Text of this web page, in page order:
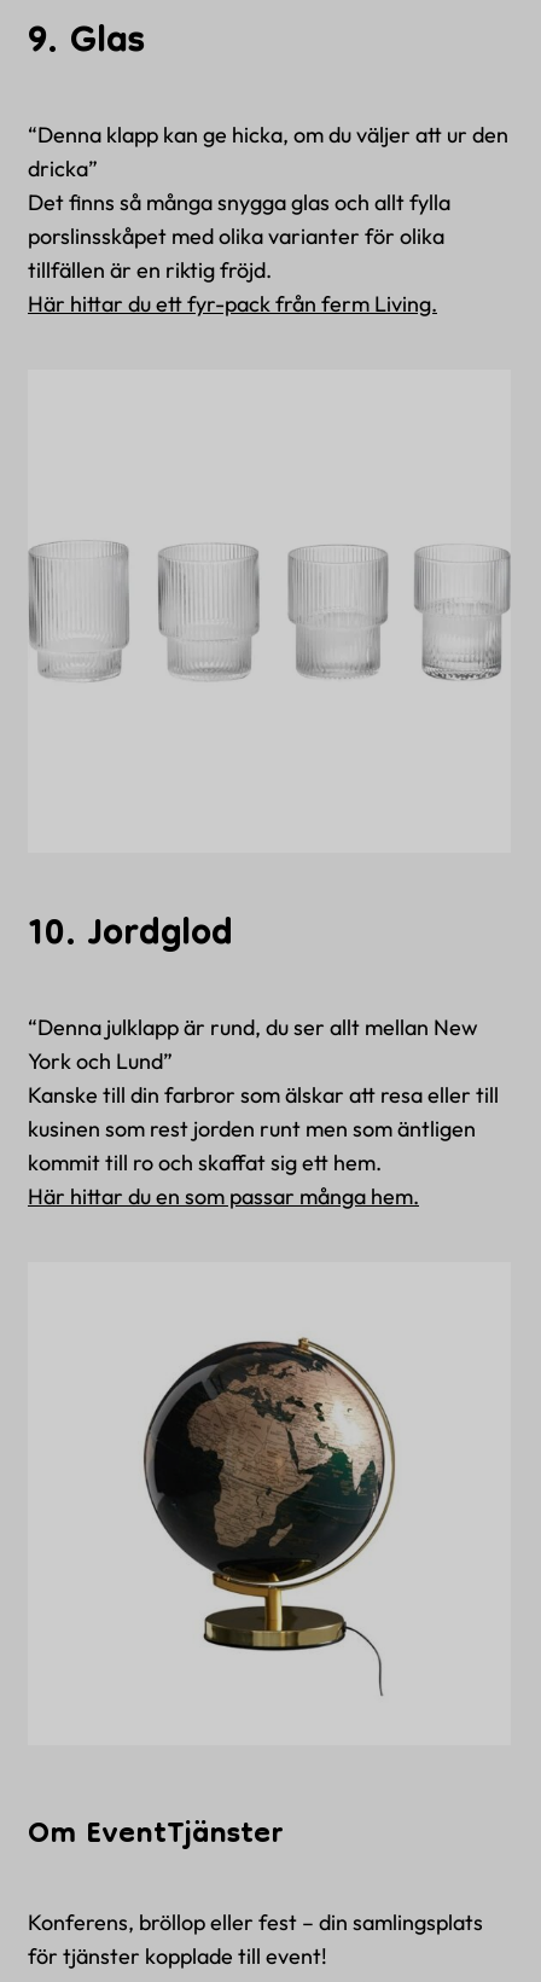
9. Glas
“Denna klapp kan ge hicka, om du väljer att ur den
dricka”
Det finns så många snygga glas och allt fylla
porslinsskåpet med olika varianter för olika
tillfällen är en riktig fröjd.
Här hittar du ett fyr-pack från ferm Living.
10. Jordglod
“Denna julklapp är rund, du ser allt mellan New
York och Lund”
Kanske till din farbror som älskar att resa eller till
kusinen som rest jorden runt men som äntligen
kommit till ro och skaffat sig ett hem.
Här hittar du en som passar många hem.
Om EventTjänster
Konferens, bröllop eller fest – din samlingsplats
för tjänster kopplade till event!